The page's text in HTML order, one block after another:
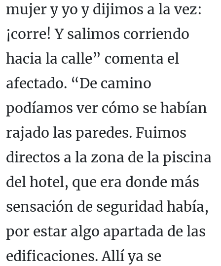
mujer y yo y dijimos a la vez:
¡corre! Y salimos corriendo
hacia la calle” comenta el
afectado. “De camino
podíamos ver cómo se habían
rajado las paredes. Fuimos
directos a la zona de la piscina
del hotel, que era donde más
sensación de seguridad había,
por estar algo apartada de las
edificaciones. Allí ya se